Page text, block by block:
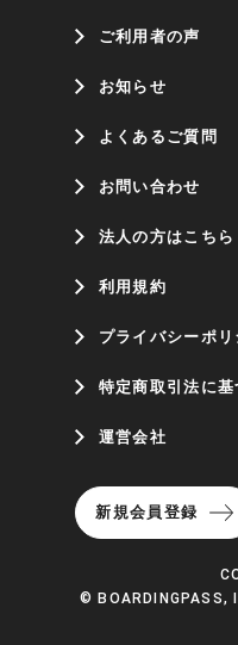
ご利用者の声
お知らせ
よくあるご質問
お問い合わせ
法人の方はこちら
利用規約
プライバシーポリ
特定商取引法に
運営会社
新規会員登録
© BOARDINGPASS,